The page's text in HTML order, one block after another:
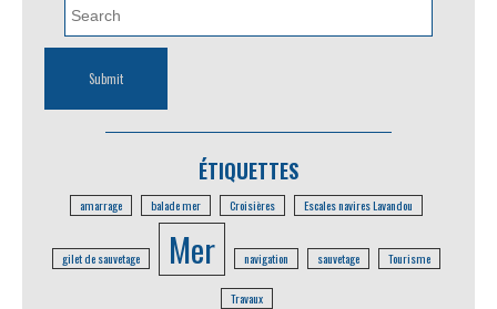
ÉTIQUETTES
amarrage balade mer Croisières Escales navires Lavandou
gilet de sauvetage Mer navigation sauvetage Tourisme
Travaux